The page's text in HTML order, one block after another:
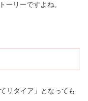
リーですよね。
リタイア」となっても